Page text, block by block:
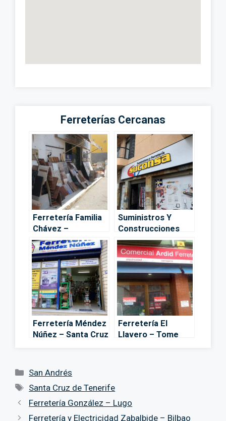
Ferreterías Cercanas
Ferretería Familia
Chávez –
Tacoronte
Suministros Y
Construcciones
Santana
(Ferreteria
SUCONSA) – Santa
Cruz de Tenerife
Ferretería Méndez
Núñez – Santa Cruz
Ferretería El
Llavero – Tome
Categorías
San Andrés
Etiquetas
Santa Cruz de Tenerife
Ferretería González – Lugo
Ferretería y Electricidad Zabalbide – Bilbao